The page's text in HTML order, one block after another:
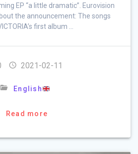
EP “a little dramatic”. Eurovision
the announcement: The songs
first album …
2021-02-11
English
Read more